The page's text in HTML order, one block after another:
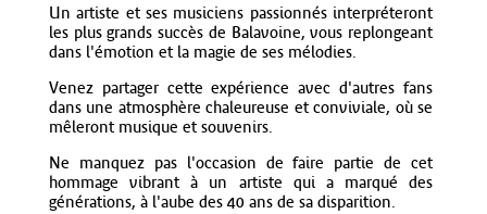
Un artiste et ses musiciens passionnés interpréteront
les plus grands succès de Balavoine, vous replongeant
dans l'émotion et la magie de ses mélodies.
Venez partager cette expérience avec d'autres fans
dans une atmosphère chaleureuse et conviviale, où se
mêleront musique et souvenirs.
Ne manquez pas l'occasion de faire partie de cet
hommage vibrant à un artiste qui a marqué des
générations, à l'aube des 40 ans de sa disparition.